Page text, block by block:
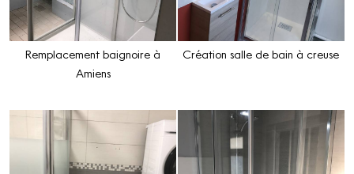
Remplacement baignoire à
Amiens
Création salle de bain à creuse